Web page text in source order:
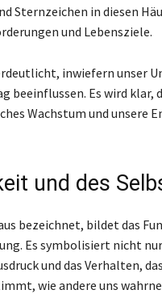
Sternzeichen in diesen
und Lebensziele.
inwiefern unser
Es wird klar,
Wachstum und unsere
und des
bezeichnet, bildet das
Es symbolisiert nicht
und das Verhalten,
wie andere uns